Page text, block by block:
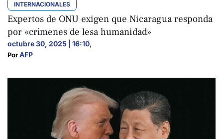
INTERNACIONALES
Expertos de ONU exigen que Nicaragua responda
por «crímenes de lesa humanidad»
octubre 30, 2025 | 16:10,
Por AFP